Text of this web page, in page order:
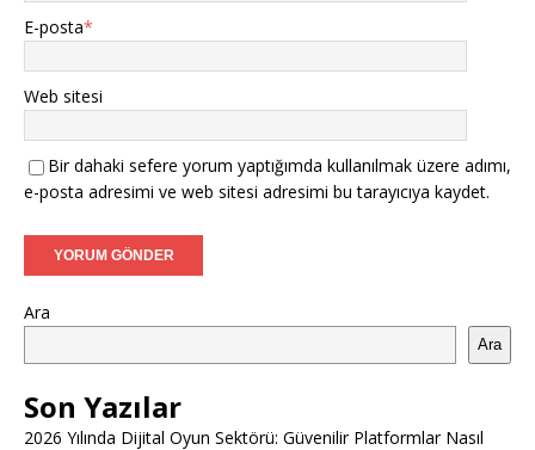
E-posta*
Web sitesi
Bir dahaki sefere yorum yaptığımda kullanılmak üzere adımı,
e-posta adresimi ve web sitesi adresimi bu tarayıcıya kaydet.
Ara
Ara
Son Yazılar
2026 Yılında Dijital Oyun Sektörü: Güvenilir Platformlar Nasıl